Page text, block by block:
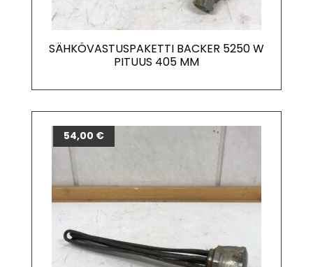
SÄHKÖVASTUSPAKETTI BACKER 5250 W
PITUUS 405 MM
54,00 €